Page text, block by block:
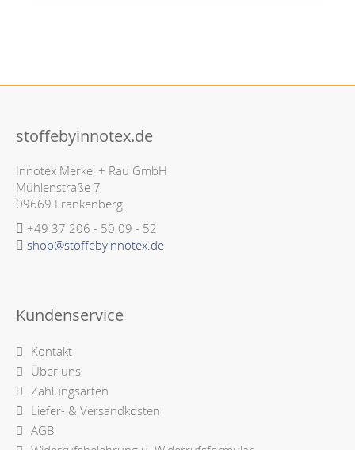
stoffebyinnotex.de
Innotex Merkel + Rau GmbH
Mühlenstraße 7
09669 Frankenberg
+49 37 206 - 50 09 - 52
shop@stoffebyinnotex.de
Kundenservice
Kontakt
Über uns
Zahlungsarten
Liefer- & Versandkosten
AGB